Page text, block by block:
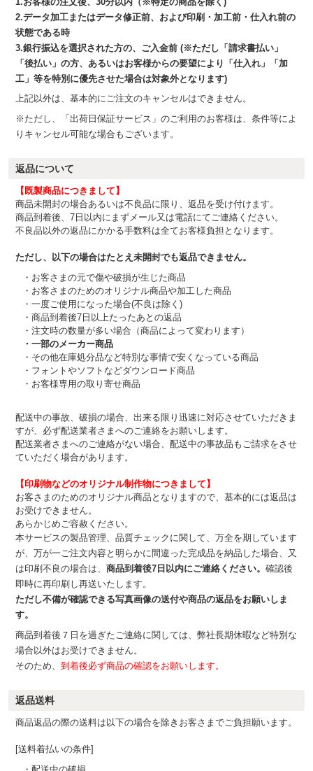
2.データ加工またはデータ修正前、および印刷・加工前・仕入れ前の
状態である時
3.銀行振込を選択された方の、ご入金前 (※ただし「請求書払い」
「後払い」の方、あるいはお客様からの要望により「仕入れ」「加
工」等を特別に優先させた場合は対象外となります)
上記以外は、基本的にご注文のキャンセルはできません。
※ただし、「出荷日保証サービス」のご利用のお客様は、条件等によ
りキャンセル可能な場合もございます。
返品について
【既製商品につきまして】
商品未開封の場合あるいは不良品に限り、返品を受け付けます。
商品到着後、7日以内にまずメール又は電話にてご連絡ください。
不良品以外の返品にかかる手数料は全てお客様負担となります。
ただし、以下の場合はたとえ未開封でも返品できません。
・お客さまの元で傷や破損が生じた商品
・お客さまのためのオリジナル商品や加工した商品
・一度ご使用になった場合(不良は除く)
・商品到着後7日以上たったあとの返品
・注文時の数量が多い場合（商品によって変わります）
・一部のメーカー商品
・その他在庫処分品など特別な事情で安くなっている商品
・フォントやソフトなどダウンロード商品
・お客様専用の取り寄せ商品
配送中の事故、破損の場合、出来る限り迅速に対応させていただきま
すが、必ず配送業者さまへのご連絡をお願いします。
配送業者さまへのご連絡がない場合、配送中の事故品もご請求をさせ
ていただく場合があります。
【印刷物などのオリジナル制作物につきまして】
お客さまのためのオリジナル商品となりますので、基本的には返品は
お受けできません。
あらかじめご容赦ください。
本サービスの製品管理、品質チェックに関して、万全を期しています
が、万が一ご注文内容と明らかに間違った完成品を納品した場合、又
は印刷不良の場合は、 商品到着後7日以内にご連絡ください。 確認後
即時に再印刷し再送いたします。
ただし不備が確認できる写真画像の送付や商品の返品をお願いしま
す。
商品到着後７日を過ぎたご連絡に関しては、弊社長期休暇など特別な
場合以外はお受けできません。
そのため、 到着後必ず商品の確認をお願いします。
返品送料
商品返品の際の送料は以下の場合を除きお客さまでご負担願います。
[送料着払いの条件]